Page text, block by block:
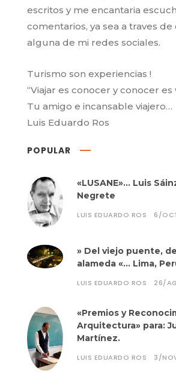
escritos y me encantaria
comentarios, ya sea a traves
alguna de mi redes sociales.
Turismo son experiencias !
“Viajar es conocer y conocer es
Tu amigo e incansable viajero…
Luis Eduardo Ros
POPULAR
«LUSANE»… Luis
Negrete
LUIS EDUARDO ROS 6/
» Del viejo puente,
alameda «… Lima,
LUIS EDUARDO ROS 26/
«Premios y
Arquitectura» para:
Martínez.
LUIS EDUARDO ROS 3/